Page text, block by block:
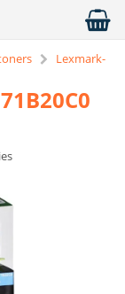
Lexmark-